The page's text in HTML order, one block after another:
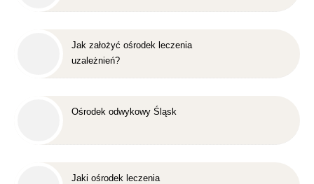
Jak założyć ośrodek leczenia
uzależnień?
Ośrodek odwykowy Śląsk
Jaki ośrodek leczenia